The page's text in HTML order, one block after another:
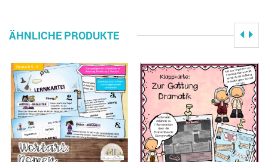
ÄHNLICHE PRODUKTE